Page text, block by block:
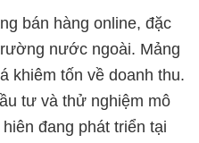
bán hàng online, đặc
nước ngoài. Mảng
khiêm tốn về doanh thu.
tư và thử nghiệm mô
đang phát triển tại